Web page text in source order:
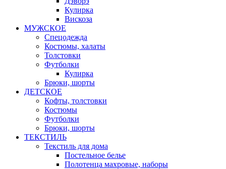
Кулирка
Вискоза
МУЖСКОЕ
Спецодежда
Костюмы, халаты
Толстовки
Футболки
Кулирка
Брюки, шорты
ДЕТСКОЕ
Кофты, толстовки
Костюмы
Футболки
Брюки, шорты
ТЕКСТИЛЬ
Текстиль для дома
Постельное белье
Полотенца махровые, наборы